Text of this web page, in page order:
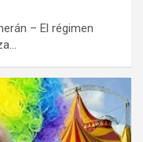
– El régimen